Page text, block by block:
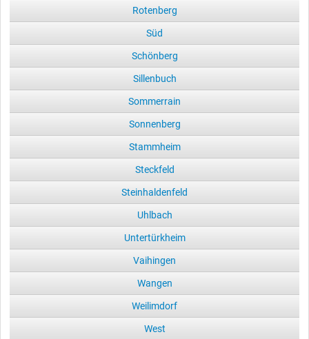
Rotenberg
Süd
Schönberg
Sillenbuch
Sommerrain
Sonnenberg
Stammheim
Steckfeld
Steinhaldenfeld
Uhlbach
Untertürkheim
Vaihingen
Wangen
Weilimdorf
West